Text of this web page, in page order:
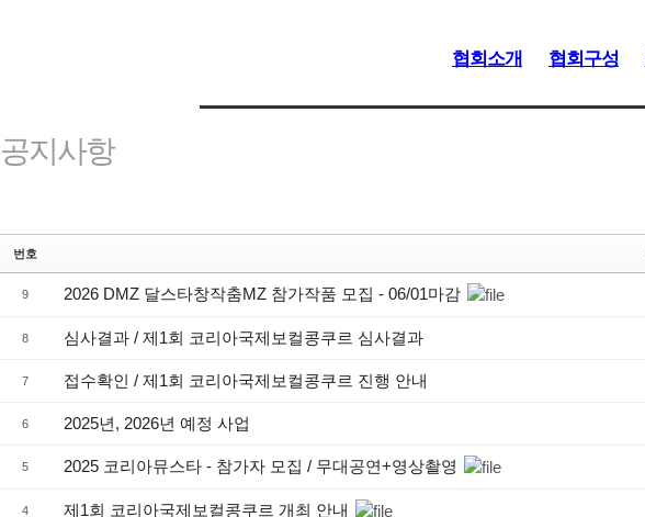
협회소개 협회구성
공지사항
번호
9 2026 DMZ 달스타창작춤MZ 참가작품 모집 - 06/01마감
8 심사결과 / 제1회 코리아국제보컬콩쿠르 심사결과
7 접수확인 / 제1회 코리아국제보컬콩쿠르 진행 안내
6 2025년, 2026년 예정 사업
5 2025 코리아뮤스타 - 참가자 모집 / 무대공연+영상촬영
4 제1회 코리아국제보컬콩쿠르 개최 안내